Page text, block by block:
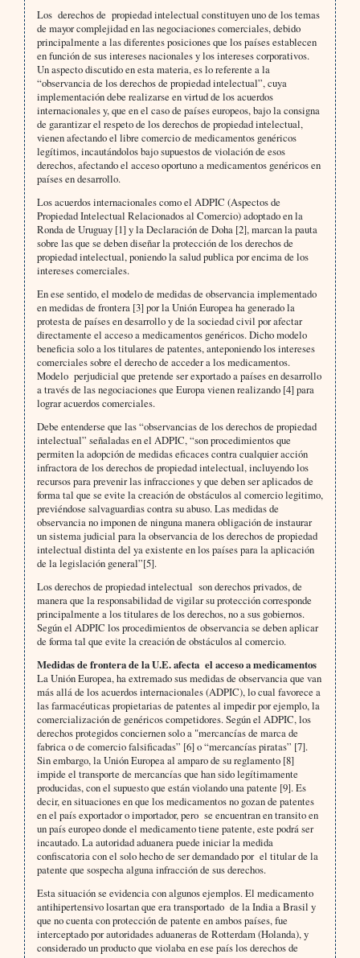
Los derechos de propiedad intelectual constituyen uno de los temas
de mayor complejidad en las negociaciones comerciales, debido
principalmente a las diferentes posiciones que los países establecen
en función de sus intereses nacionales y los intereses corporativos.
Un aspecto discutido en esta materia, es lo referente a la
“observancia de los derechos de propiedad intelectual”, cuya
implementación debe realizarse en virtud de los acuerdos
internacionales y, que en el caso de países europeos, bajo la consigna
de garantizar el respeto de los derechos de propiedad intelectual,
vienen afectando el libre comercio de medicamentos genéricos
legítimos, incautándolos bajo supuestos de violación de esos
derechos, afectando el acceso oportuno a medicamentos genéricos en
países en desarrollo.
Los acuerdos internacionales como el ADPIC (Aspectos de
Propiedad Intelectual Relacionados al Comercio) adoptado en la
Ronda de Uruguay [1] y la Declaración de Doha [2], marcan la pauta
sobre las que se deben diseñar la protección de los derechos de
propiedad intelectual, poniendo la salud publica por encima de los
intereses comerciales.
En ese sentido, el modelo de medidas de observancia implementado
en medidas de frontera [3] por la Unión Europea ha generado la
protesta de países en desarrollo y de la sociedad civil por afectar
directamente el acceso a medicamentos genéricos. Dicho modelo
beneficia solo a los titulares de patentes, anteponiendo los intereses
comerciales sobre el derecho de acceder a los medicamentos.
Modelo perjudicial que pretende ser exportado a países en desarrollo
a través de las negociaciones que Europa vienen realizando [4] para
lograr acuerdos comerciales.
Debe entenderse que las “observancias de los derechos de propiedad
intelectual” señaladas en el ADPIC, “son procedimientos que
permiten la adopción de medidas eficaces contra cualquier acción
infractora de los derechos de propiedad intelectual, incluyendo los
recursos para prevenir las infracciones y que deben ser aplicados de
forma tal que se evite la creación de obstáculos al comercio legitimo,
previéndose salvaguardias contra su abuso. Las medidas de
observancia no imponen de ninguna manera obligación de instaurar
un sistema judicial para la observancia de los derechos de propiedad
intelectual distinta del ya existente en los países para la aplicación
de la legislación general”[5].
Los derechos de propiedad intelectual son derechos privados, de
manera que la responsabilidad de vigilar su protección corresponde
principalmente a los titulares de los derechos, no a sus gobiernos.
Según el ADPIC los procedimientos de observancia se deben aplicar
de forma tal que evite la creación de obstáculos al comercio.
Medidas de frontera de la U.E. afecta el acceso a medicamentos
La Unión Europea, ha extremado sus medidas de observancia que van
más allá de los acuerdos internacionales (ADPIC), lo cual favorece a
las farmacéuticas propietarias de patentes al impedir por ejemplo, la
comercialización de genéricos competidores. Según el ADPIC, los
derechos protegidos conciernen solo a "mercancías de marca de
fabrica o de comercio falsificadas” [6] o “mercancías piratas” [7].
Sin embargo, la Unión Europea al amparo de su reglamento [8]
impide el transporte de mercancías que han sido legítimamente
producidas, con el supuesto que están violando una patente [9]. Es
decir, en situaciones en que los medicamentos no gozan de patentes
en el país exportador o importador, pero se encuentran en transito en
un país europeo donde el medicamento tiene patente, este podrá ser
incautado. La autoridad aduanera puede iniciar la medida
confiscatoria con el solo hecho de ser demandado por el titular de la
patente que sospecha alguna infracción de sus derechos.
Esta situación se evidencia con algunos ejemplos. El medicamento
antihipertensivo losartan que era transportado de la India a Brasil y
que no cuenta con protección de patente en ambos países, fue
interceptado por autoridades aduaneras de Rotterdam (Holanda), y
considerado un producto que violaba en ese país los derechos de